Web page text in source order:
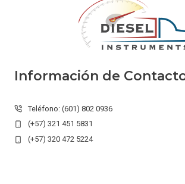
Información de
Teléfono: (601) 802 0936
(+57) 321 451 5831
(+57) 320 472 5224